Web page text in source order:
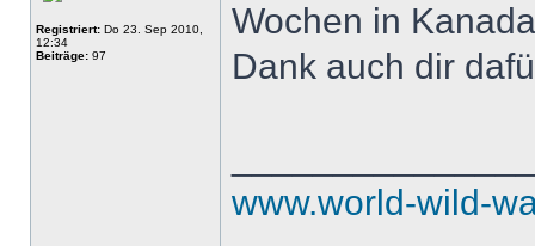
Registriert: Do 23. Sep 2010,
12:34
Beiträge: 97
Wochen in
Dank auch dir
www.world-wild-